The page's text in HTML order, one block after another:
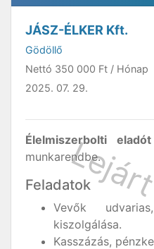
JÁSZ-ÉLKER Kft.
Gödöllő
Nettó 350 000 Ft / Hónap
2025. 07. 29.
Élelmiszerbolti eladót
munkarendbe.
Feladatok
Vevők
kiszolgálása.
Kasszázás,